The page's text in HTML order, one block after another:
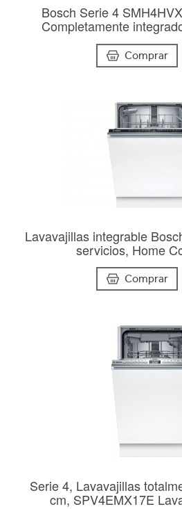
Bosch Serie 4
Completamente
Comprar
Lavavajillas integrable
servicios, Home
Comprar
Serie 4, Lavavajillas
cm, SPV4EMX17E